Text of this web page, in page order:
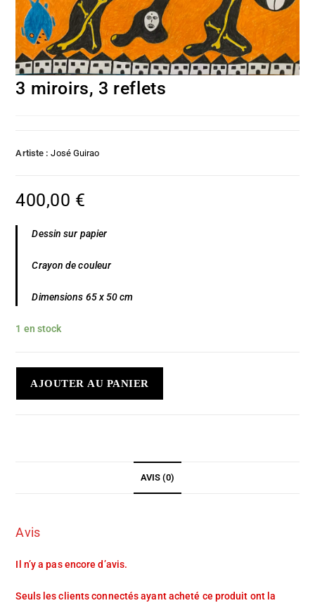
3 miroirs, 3 reflets
Artiste :José Guirao
400,00 €
Dessin sur papier
Crayon de couleur
Dimensions 65 x 50 cm
1 en stock
AJOUTER AU PANIER
AVIS (0)
Avis
Il n’y a pas encore d’avis.
Seuls les clients connectés ayant acheté ce produit ont la